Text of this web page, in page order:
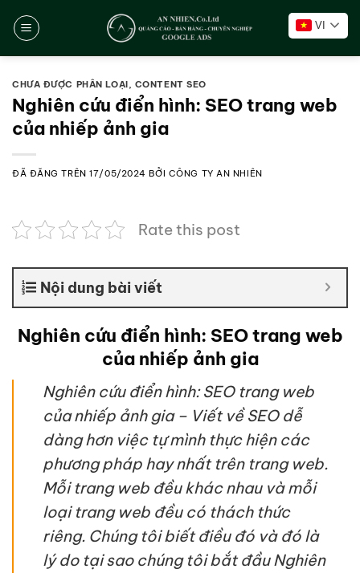
đến
VI
CHƯA ĐƯỢC PHÂN LOẠI, CONTENT SEO
Nghiên cứu điển hình: SEO trang web
của nhiếp ảnh gia
ĐÃ ĐĂNG TRÊN17/05/2024 BỞI CÔNG TY AN NHIÊN
Rate this post
Nội dung bài viết
Nghiên cứu điển hình: SEO trang web
của nhiếp ảnh gia
Nghiên cứu điển hình: SEO trang web
của nhiếp ảnh gia – Viết về SEO dễ
dàng hơn việc tự mình thực hiện các
phương pháp hay nhất trên trang web.
Mỗi trang web đều khác nhau và mỗi
loại trang web đều có thách thức
riêng. Chúng tôi biết điều đó và đó là
lý do tại sao chúng tôi bắt đầu Nghiên